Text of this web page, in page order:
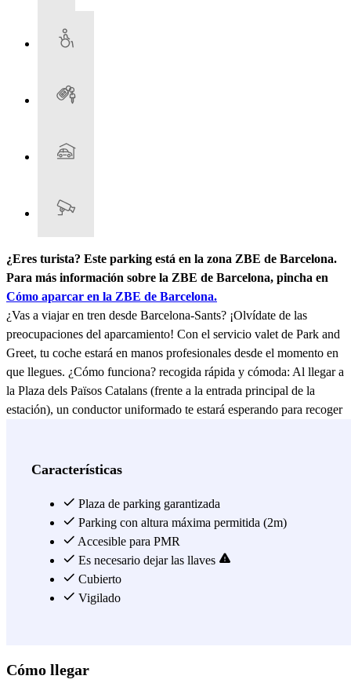
¿Eres turista? Este parking está en la zona ZBE de Barcelona.
Para más información sobre la ZBE de Barcelona, pincha en
Cómo aparcar en la ZBE de Barcelona.
¿Vas a viajar en tren desde Barcelona-Sants? ¡Olvídate de las
preocupaciones del aparcamiento! Con el servicio valet de Park and
Greet, tu coche estará en manos profesionales desde el momento en
que llegues. ¿Cómo funciona? recogida rápida y cómoda: Al llegar a
la Plaza dels Països Catalans (frente a la entrada principal de la
estación), un conductor uniformado te estará esperando para recoger
otro parking de la red privada de Park and Greet. A tu regreso,
entregaremos tu coche en el mismo punto de recogida. Con Park
and Greet, tu experiencia de viaje comienza de forma cómoda y sin
estrés. ¡Reserva ahora y disfruta de la tranquilidad de saber que tu
coche está en buenas manos!
Ver más
Características
Plaza de parking garantizada
Parking con altura máxima permitida (2m)
Accesible para PMR
Es necesario dejar las llaves
Cubierto
Vigilado
Cómo llegar